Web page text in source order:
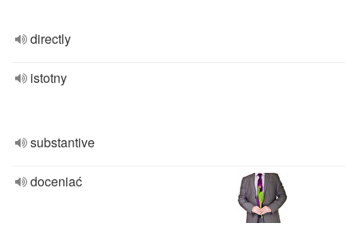
directly
istotny
substantive
doceniać